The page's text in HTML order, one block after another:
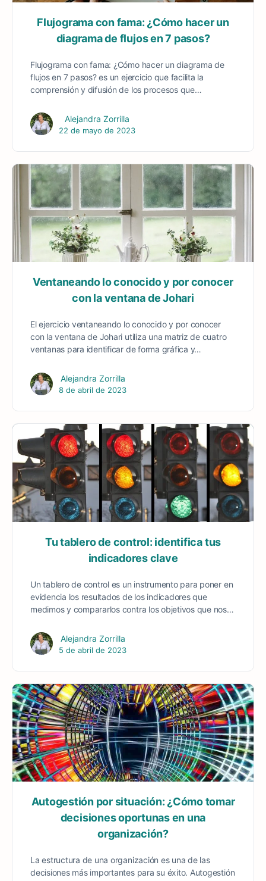
Flujograma con fama: ¿Cómo hacer un
diagrama de flujos en 7 pasos?
Flujograma con fama: ¿Cómo hacer un diagrama de
flujos en 7 pasos? es un ejercicio que facilita la
comprensión y difusión de los procesos que…
Alejandra Zorrilla
22 de mayo de 2023
Ventaneando lo conocido y por conocer
con la ventana de Johari
El ejercicio ventaneando lo conocido y por conocer
con la ventana de Johari utiliza una matriz de cuatro
ventanas para identificar de forma gráfica y…
Alejandra Zorrilla
8 de abril de 2023
Tu tablero de control: identifica tus
indicadores clave
Un tablero de control es un instrumento para poner en
evidencia los resultados de los indicadores que
medimos y compararlos contra los objetivos que nos…
Alejandra Zorrilla
5 de abril de 2023
Autogestión por situación: ¿Cómo tomar
decisiones oportunas en una
organización?
La estructura de una organización es una de las
decisiones más importantes para su éxito. Autogestión